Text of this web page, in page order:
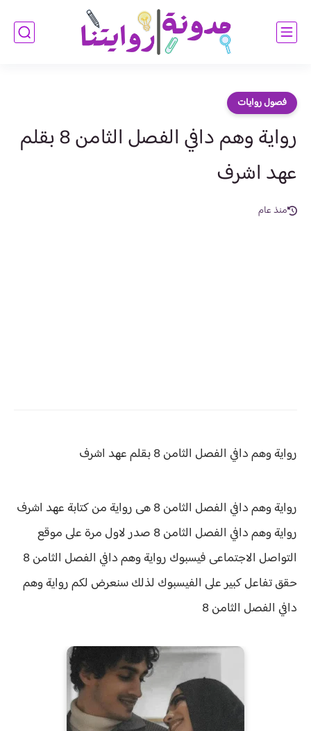
فصول روايات
رواية وهم دافي الفصل الثامن 8 بقلم
عهد اشرف
منذ عام
رواية وهم دافي الفصل الثامن 8 بقلم عهد اشرف
رواية وهم دافي الفصل الثامن 8 هى رواية من كتابة عهد اشرف
رواية
وهم دافي الفصل الثامن 8 صدر لاول مرة على موقع
التواصل الاجتماعى فيسبوك رواية وهم دافي الفصل الثامن 8
حققتفاعل كبير على الفيسبوك لذلك سنعرض لكمروايةوهم
دافي الفصل الثامن 8